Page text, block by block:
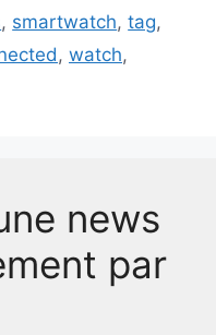
, smartwatch,tag,
, watch,
news
par